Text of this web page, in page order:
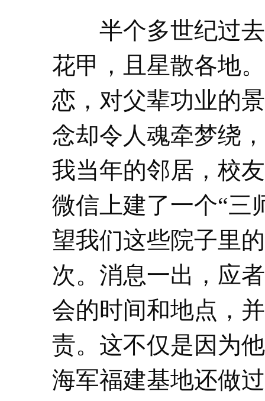
半个多世纪过
花甲，且星散各地
恋，对父辈功业的
念却令人魂牵梦绕
我当年的邻居，校
微信上建了一个“三
望我们这些院子里
次。消息一出，应
会的时间和地点，
责。这不仅是因为
海军福建基地还做